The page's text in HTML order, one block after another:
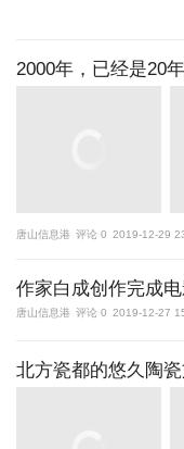
2000年，已经是20
唐山信息港 评论 0 2019-12-29
作家白成创作完成
唐山信息港 评论 0 2019-12-27
北方瓷都的悠久陶